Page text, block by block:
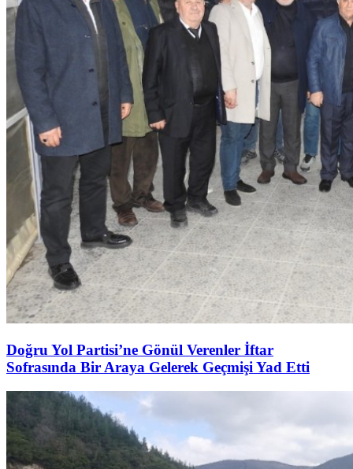
Doğru Yol Partisi’ne Gönül Verenler İftar
Sofrasında Bir Araya Gelerek Geçmişi Yad Etti